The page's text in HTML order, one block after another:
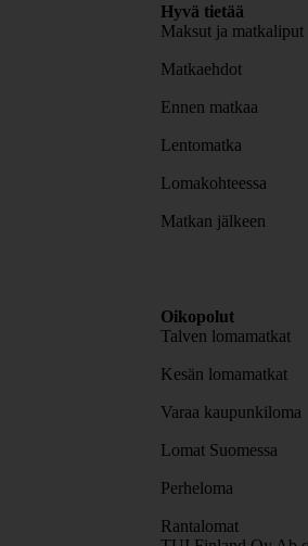
Hyvä tietää
Maksut ja matkaliput
Matkaehdot
Ennen matkaa
Lentomatka
Lomakohteessa
Matkan jälkeen
Oikopolut
Talven lomamatkat
Kesän lomamatkat
Varaa kaupunkiloma
Lomat Suomessa
Perheloma
Rantalomat